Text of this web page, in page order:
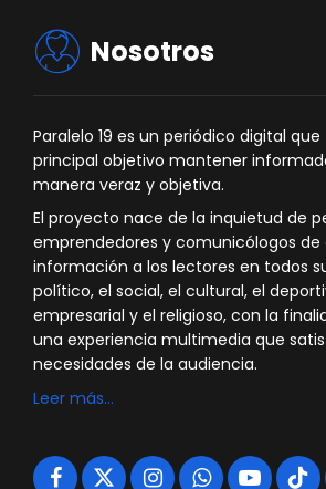
Nosotros
Paralelo 19 es un periódico digital
principal objetivo mantener
manera veraz y objetiva.
El proyecto nace de la inquietud de
emprendedores y comunicólogos
información a los lectores en todos
político, el social, el cultural, el
empresarial y el religioso, con la
una experiencia multimedia que
necesidades de la audiencia.
Leer más…